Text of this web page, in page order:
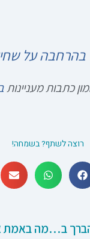
בהרחבה על
כתבות מעניינות
רוצה לשתף? בשמחה!
לשים את כאב הברך בצד! על סינדרום ITB